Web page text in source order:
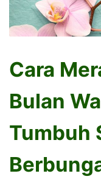
Cara
Bulan
Tumbuh